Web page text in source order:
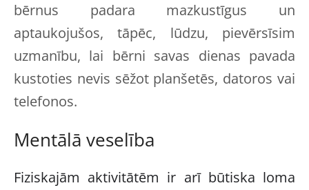
bērnus padara mazkustīgus un
aptaukojušos, tāpēc, lūdzu, pievērsīsim
uzmanību, lai bērni savas dienas pavada
kustoties nevis sēžot planšetēs, datoros vai
telefonos.
Mentālā veselība
Fiziskajām aktivitātēm ir arī būtiska loma